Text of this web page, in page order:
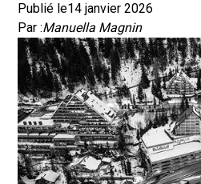
Publié le14 janvier 2026
Par :Manuella Magnin